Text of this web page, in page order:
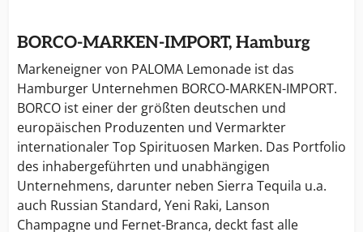
BORCO-MARKEN-IMPORT, Hamburg
Markeneigner von PALOMA Lemonade ist das
Hamburger Unternehmen BORCO-MARKEN-IMPORT.
BORCO ist einer der größten deutschen und
europäischen Produzenten und Vermarkter
internationaler Top Spirituosen Marken. Das Portfolio
des inhabergeführten und unabhängigen
Unternehmens, darunter neben Sierra Tequila u.a.
auch Russian Standard, Yeni Raki, Lanson
Champagne und Fernet-Branca, deckt fast alle